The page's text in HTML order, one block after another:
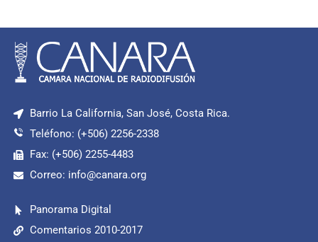
Barrio La California, San José, Costa Rica.
Teléfono: (+506) 2256-2338
Fax: (+506) 2255-4483
Correo: info@canara.org
Panorama Digital
Comentarios 2010-2017